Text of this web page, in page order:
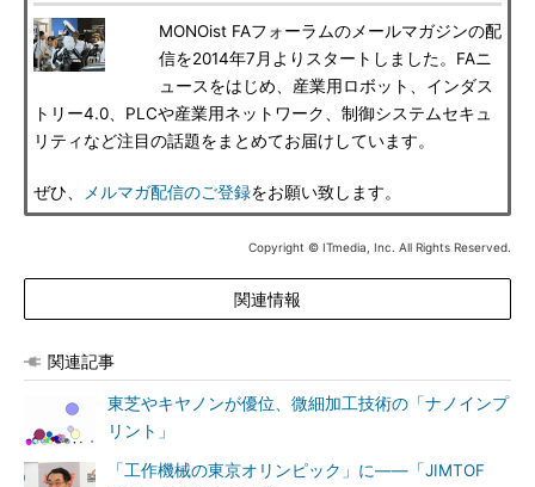
MONOist FAフォーラムのメールマガジンの配
信を2014年7月よりスタートしました。FAニ
ュースをはじめ、産業用ロボット、インダス
トリー4.0、PLCや産業用ネットワーク、制御システムセキュ
リティなど注目の話題をまとめてお届けしています。
ぜひ、 メルマガ配信のご登録をお願い致します。
Copyright © ITmedia, Inc. All Rights Reserved.
関連情報
関連記事
東芝やキヤノンが優位、微細加工技術の「ナノインプ
リント」
「工作機械の東京オリンピック」に――「JIMTOF